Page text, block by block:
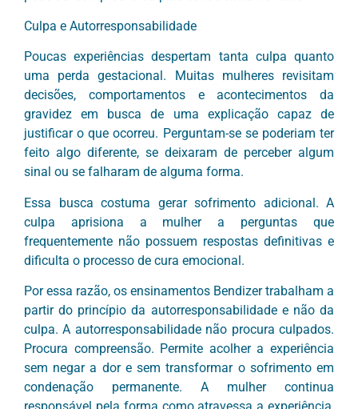
Culpa e Autorresponsabilidade
Poucas experiências despertam tanta culpa quanto
uma perda gestacional. Muitas mulheres revisitam
decisões, comportamentos e acontecimentos da
gravidez em busca de uma explicação capaz de
justificar o que ocorreu. Perguntam-se se poderiam ter
feito algo diferente, se deixaram de perceber algum
sinal ou se falharam de alguma forma.
Essa busca costuma gerar sofrimento adicional. A
culpa aprisiona a mulher a perguntas que
frequentemente não possuem respostas definitivas e
dificulta o processo de cura emocional.
Por essa razão, os ensinamentos Bendizer trabalham a
partir do princípio da autorresponsabilidade e não da
culpa. A autorresponsabilidade não procura culpados.
Procura compreensão. Permite acolher a experiência
sem negar a dor e sem transformar o sofrimento em
condenação permanente. A mulher continua